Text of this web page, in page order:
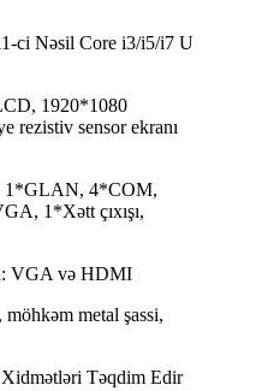
ci Nəsil Core i3/i5/i7 U
1920*1080
rezistiv sensor ekranı
1*GLAN, 4*COM,
1*Xətt çıxışı,
VGA və HDMI
metal şassi,
Təqdim Edir